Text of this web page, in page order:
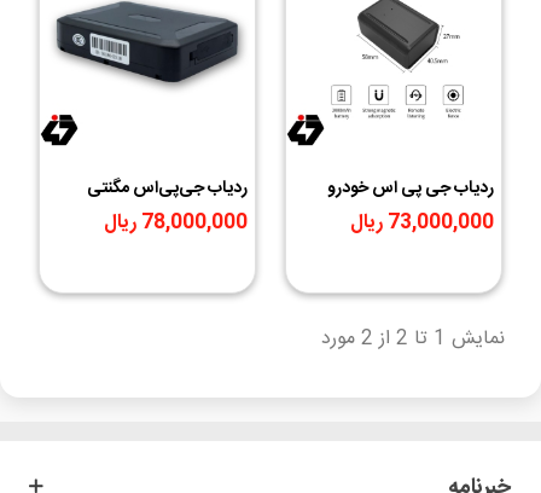
ردیاب جی پی اس خودرو
GPS دقیق + میکروفون
73,000,000 ریال
ردیاب جی‌پی‌اس مگنتی
خودرو - آهنربایی ضدآب با
باتری قوی و ردیابی لحظه‌ای
78,000,000 ریال
نمایش 1 تا 2 از 2 مورد